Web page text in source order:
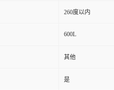
260度以内
600L
其他
是